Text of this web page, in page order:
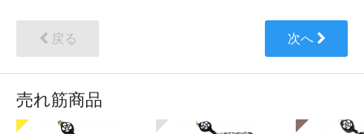
戻る 次へ
売れ筋商品